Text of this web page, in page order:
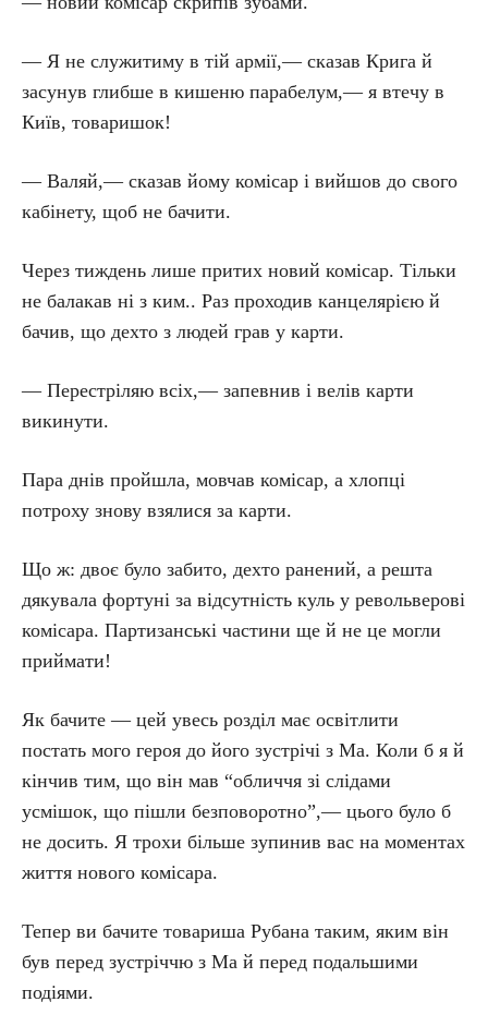
— Я не служитиму в тій армії,— сказав Крига й
засунув глибше в кишеню парабелум,— я втечу в
Київ, товаришок!
— Валяй,— сказав йому комісар і вийшов до свого
кабінету, щоб не бачити.
Через тиждень лише притих новий комісар. Тільки
не балакав ні з ким.. Раз проходив канцелярією й
бачив, що дехто з людей грав у карти.
— Перестріляю всіх,— запевнив і велів карти
викинути.
Пара днів пройшла, мовчав комісар, а хлопці
потроху знову взялися за карти.
Що ж: двоє було забито, дехто ранений, а решта
дякувала фортуні за відсутність куль у револьверові
комісара. Партизанські частини ще й не це могли
приймати!
Як бачите — цей увесь розділ має освітлити
постать мого героя до його зустрічі з Ма. Коли б я й
кінчив тим, що він мав “обличчя зі слідами
усмішок, що пішли безповоротно”,— цього було б
не досить. Я трохи більше зупинив вас на моментах
життя нового комісара.
Тепер ви бачите товариша Рубана таким, яким він
був перед зустріччю з Ма й перед подальшими
подіями.